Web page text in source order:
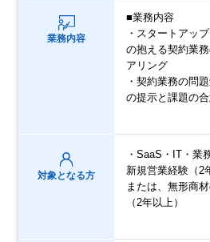
業務内容
■業務内容
・スタートアッ
の抱える契約業
アリング
・契約業務の問
の提示と課題の
対象となる方
・SaaS・IT・業
新規営業経験（2
または、無形商
（2年以上）